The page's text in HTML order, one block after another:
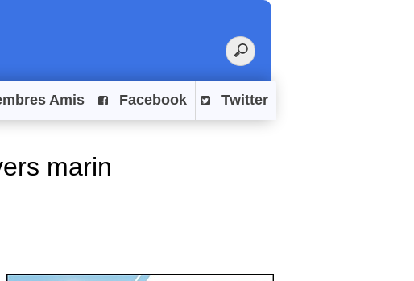
Amis Facebook Twitter
marin